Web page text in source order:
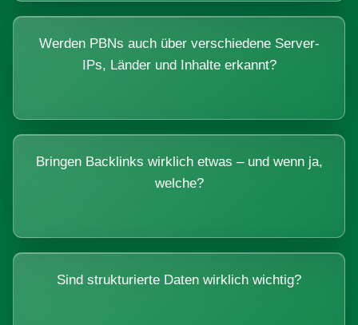
Werden PBNs auch über verschiedene Server-
IPs, Länder und Inhalte erkannt?
Bringen Backlinks wirklich etwas – und wenn ja,
welche?
Sind strukturierte Daten wirklich wichtig?